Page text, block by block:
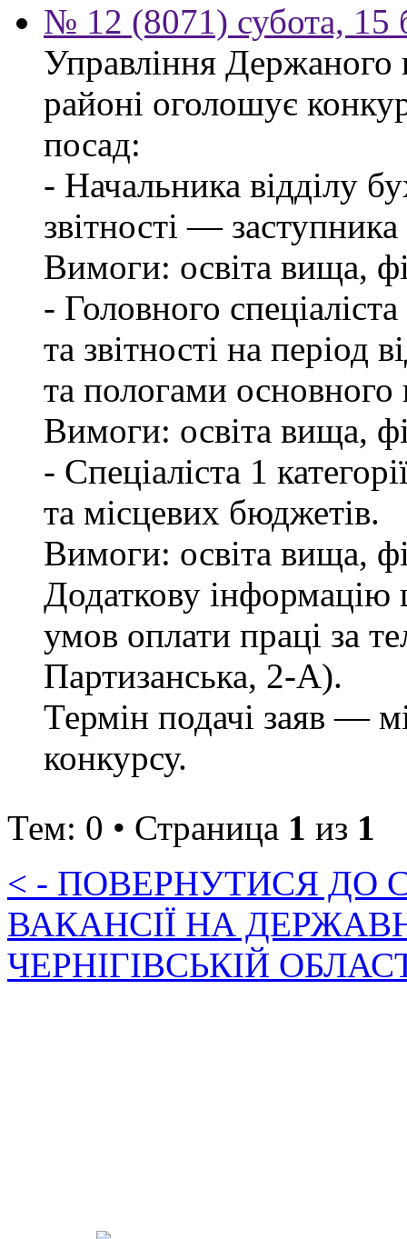
№ 12 (8071) субота, 15
Управління Держаного
районі оголошує
посад:
- Начальника відділу
звітності —
Вимоги: освіта вища,
- Головного
та звітності на період
та пологами основного
Вимоги: освіта вища,
- Спеціаліста 1
та місцевих бюджетів.
Вимоги: освіта вища,
Додаткову інформацію
умов оплати праці за
Партизанська, 2-А).
Термін подачі заяв —
конкурсу.
Тем: 0 • Страница 1 из 1
< - ПОВЕРНУТИСЯ ДО
ВАКАНСІЇ НА
ЧЕРНІГІВСЬКІЙ